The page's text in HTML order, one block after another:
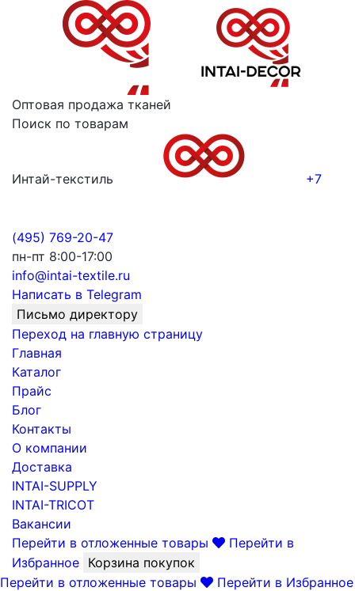
Оптовая продажа тканей
Поиск по товарам
Интай-текстиль +7
(495) 769-20-47
пн-пт 8:00-17:00
info@intai-textile.ru
Написать в Telegram
Письмо директору
Переход на главную страницу
Главная
Каталог
Прайс
Блог
Контакты
О компании
Доставка
INTAI-SUPPLY
INTAI-TRICOT
Вакансии
Перейти в отложенные товары
Перейти в
Избранное Корзина покупок
Перейти в отложенные товары
Перейти в Избранное